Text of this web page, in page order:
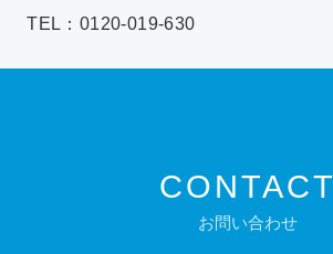
TEL：0120-019-630
CONTACT
お問い合わせ